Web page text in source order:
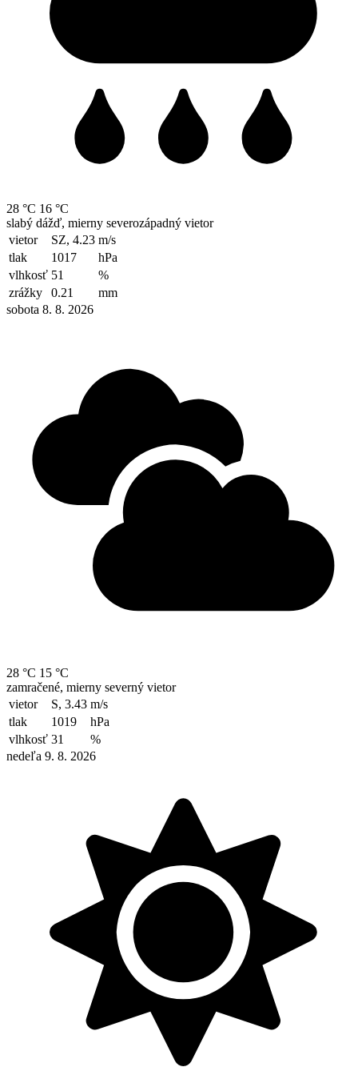
28 °C 16 °C
slabý dážď, mierny severozápadný vietor
vietor
SZ, 4.23 m/s
tlak
1017
hPa
vlhkosť 51
%
zrážky
0.21
mm
sobota 8. 8. 2026
28 °C 15 °C
zamračené, mierny severný vietor
vietor
S, 3.43 m/s
tlak
1019
hPa
vlhkosť 31
%
nedeľa 9. 8. 2026